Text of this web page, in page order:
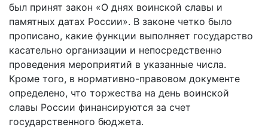
был принят закон «О днях воинской славы и
памятных датах России». В законе четко было
прописано, какие функции выполняет государство
касательно организации и непосредственно
проведения мероприятий в указанные числа.
Кроме того, в нормативно-правовом документе
определено, что торжества на день воинской
славы России финансируются за счет
государственного бюджета.